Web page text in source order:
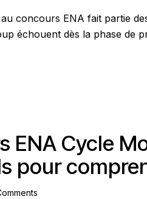
concours ENA fait partie
échouent dès la phase de
ENA Cycle
pour